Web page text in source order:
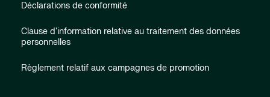
Déclarations de conformité
Clause d'information relative au traitement des données
personnelles
Règlement relatif aux campagnes de promotion